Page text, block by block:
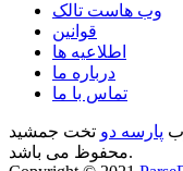
وب هاست تالک
قوانین
اطلاعیه ها
درباره ما
تماس با ما
پارسه دو تخت جمشید
محفوظ می باشد.